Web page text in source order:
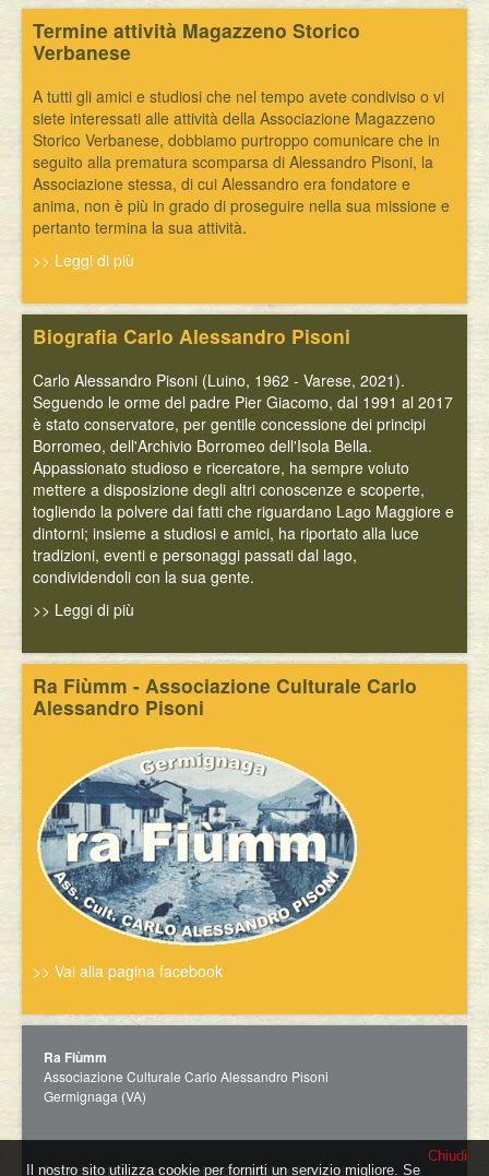
Termine attività Magazzeno Storico
Verbanese
A tutti gli amici e studiosi che nel tempo avete condiviso o vi
siete interessati alle attività della Associazione Magazzeno
Storico Verbanese, dobbiamo purtroppo comunicare che in
seguito alla prematura scomparsa di Alessandro Pisoni, la
Associazione stessa, di cui Alessandro era fondatore e
anima, non è più in grado di proseguire nella sua missione e
pertanto termina la sua attività.
>> Leggi di più
Biografia Carlo Alessandro Pisoni
Carlo Alessandro Pisoni (Luino, 1962 - Varese, 2021).
Seguendo le orme del padre Pier Giacomo, dal 1991 al 2017
è stato conservatore, per gentile concessione dei principi
Borromeo, dell'Archivio Borromeo dell'Isola Bella.
Appassionato studioso e ricercatore, ha sempre voluto
mettere a disposizione degli altri conoscenze e scoperte,
togliendo la polvere dai fatti che riguardano Lago Maggiore e
dintorni; insieme a studiosi e amici, ha riportato alla luce
tradizioni, eventi e personaggi passati dal lago,
condividendoli con la sua gente.
>> Leggi di più
Ra Fiùmm - Associazione Culturale Carlo
Alessandro Pisoni
>> Vai alla pagina facebook
Ra Fiùmm
Associazione Culturale Carlo Alessandro Pisoni
Germignaga (VA)
Per richieste e informazioni circa pubblicazioni e altro,
Chiudi
Il nostro sito utilizza cookie per fornirti un servizio migliore. Se